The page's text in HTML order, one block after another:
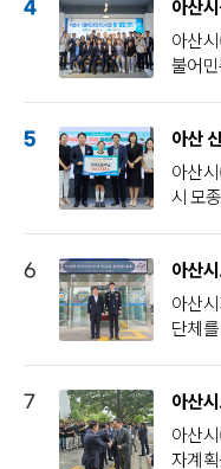
자의
분위
조했
업에
했다.
투자
하다”
실화
한다”
수 있
요하
하도
우선
명확
부터
하는
채로
펼쳐
회장
합회
현하
세현
“아산
협력
실현
력 대
이어
표된
격상
은 9일
했으
가 내
안전
과 등
을 예
수 전
치를
다. 호
소도
는 차
았으
4
아산
불어
오세
회의
도의
히 당
확충,
인 ‘50
이동
미래
플렉
사업
지도
도시
장 동
5
아산
시 모
사는
경험
울 수
부모
참여
기초
이다.
6
아산
단체
무서
고 지
방문
7
아산
자계